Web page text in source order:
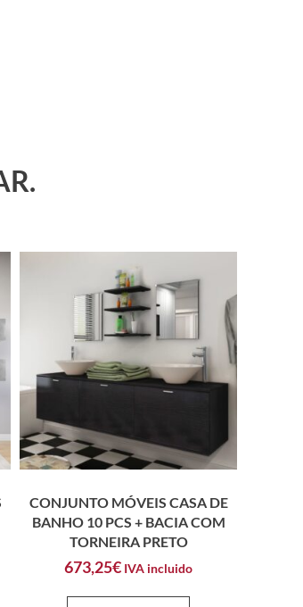
CONJUNTO MÓVEIS CASA DE
BANHO 10 PCS + BACIA COM
TORNEIRA PRETO
673,25€ IVA incluido